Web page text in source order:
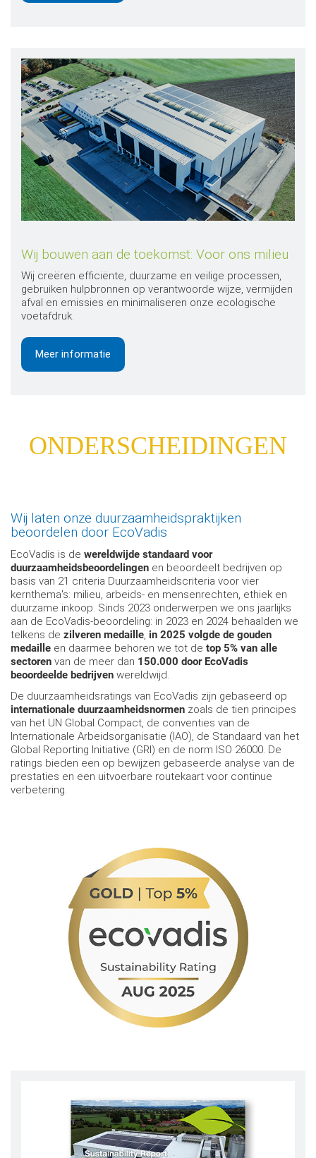
Wij bouwen aan de toekomst: Voor ons milieu
Wij creëren efficiënte, duurzame en veilige processen,
gebruiken hulpbronnen op verantwoorde wijze, vermijden
afval en emissies en minimaliseren onze ecologische
voetafdruk.
Meer informatie
ONDERSCHEIDINGEN
Wij laten onze duurzaamheidspraktijken
beoordelen door EcoVadis
EcoVadis is de wereldwijde standaard voor
duurzaamheidsbeoordelingen en beoordeelt bedrijven op
basis van 21 criteria Duurzaamheidscriteria voor vier
kernthema's: milieu, arbeids- en mensenrechten, ethiek en
duurzame inkoop. Sinds 2023 onderwerpen we ons jaarlijks
aan de EcoVadis-beoordeling: in 2023 en 2024 behaalden we
telkens de zilveren medaille, in 2025 volgde de gouden
medaille en daarmee behoren we tot de top 5% van alle
sectoren van de meer dan 150.000 door EcoVadis
beoordeelde bedrijven wereldwijd.
De duurzaamheidsratings van EcoVadis zijn gebaseerd op
internationale duurzaamheidsnormen zoals de tien principes
van het UN Global Compact, de conventies van de
Internationale Arbeidsorganisatie (IAO), de Standaard van het
Global Reporting Initiative (GRI) en de norm ISO 26000. De
ratings bieden een op bewijzen gebaseerde analyse van de
prestaties en een uitvoerbare routekaart voor continue
verbetering.